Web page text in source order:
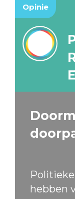
Opinie
hebben